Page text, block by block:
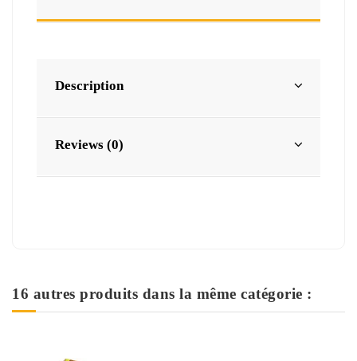
Description
Reviews (0)
16 autres produits dans la même catégorie :